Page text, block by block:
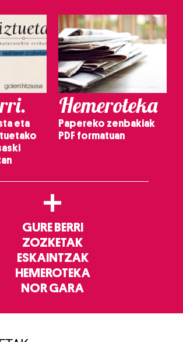
eta
Hemeroteka
Papereko zenbakiak
PDF formatuan
+
GURE BERRI
ZOZKETAK
ESKAINTZAK
HEMEROTEKA
NOR GARA